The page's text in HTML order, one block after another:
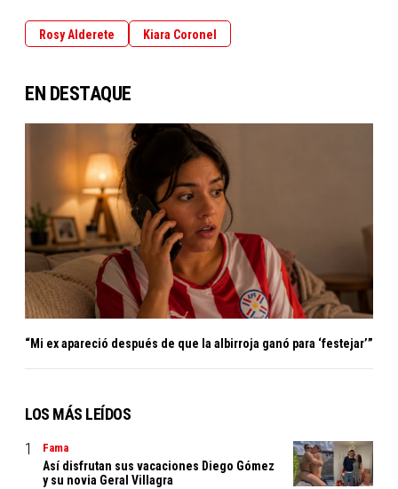
Rosy Alderete Kiara Coronel
EN DESTAQUE
“Mi ex apareció después de que la albirroja ganó para ‘festejar’”
LOS MÁS LEÍDOS
Fama
Así disfrutan sus vacaciones Diego Gómez
y su novia Geral Villagra